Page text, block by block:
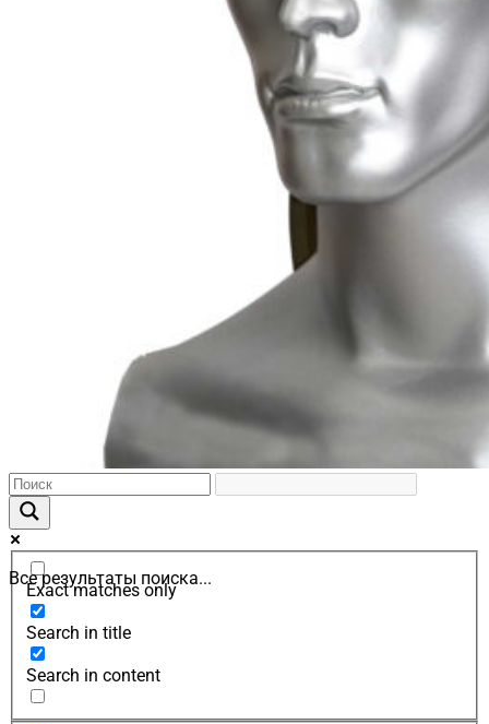
Все результаты поиска...
Exact matches only
Search in title
Search in content